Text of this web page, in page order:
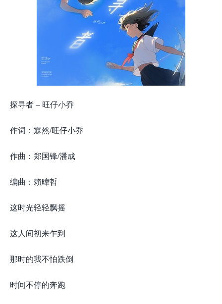
探寻者 – 旺仔小乔
作词：霖然/旺仔小乔
作曲：郑国锋/潘成
编曲：賴暐哲
这时光轻轻飘摇
这人间初来乍到
那时的我不怕跌倒
时间不停的奔跑